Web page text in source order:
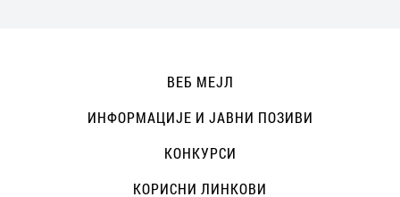
ВЕБ МЕЈЛ
ИНФОРМАЦИЈЕ И ЈАВНИ ПОЗИВИ
КОНКУРСИ
КОРИСНИ ЛИНКОВИ